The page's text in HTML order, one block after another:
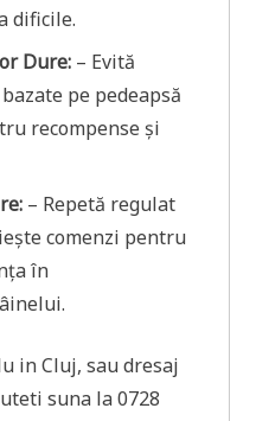
dificile.
Dure: – Evită
pe pedeapsă
recompense și
– Repetă regulat
comenzi pentru
în
in Cluj, sau dresaj
suna la 0728